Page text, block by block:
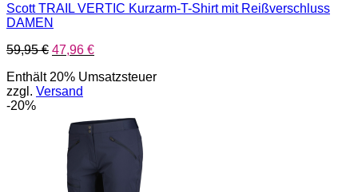
Scott TRAIL VERTIC Kurzarm-T-Shirt mit Reißverschluss
DAMEN
59,95€ Ursprünglicher
war:
59,95 €
47,96 €Aktueller
ist:
Enthält 20% Umsatzsteuer
zzgl. Versand
-20%